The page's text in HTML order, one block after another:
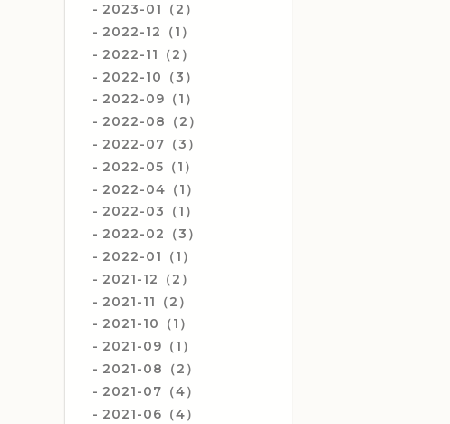
2023-01（2）
2022-12（1）
2022-11（2）
2022-10（3）
2022-09（1）
2022-08（2）
2022-07（3）
2022-05（1）
2022-04（1）
2022-03（1）
2022-02（3）
2022-01（1）
2021-12（2）
2021-11（2）
2021-10（1）
2021-09（1）
2021-08（2）
2021-07（4）
2021-06（4）